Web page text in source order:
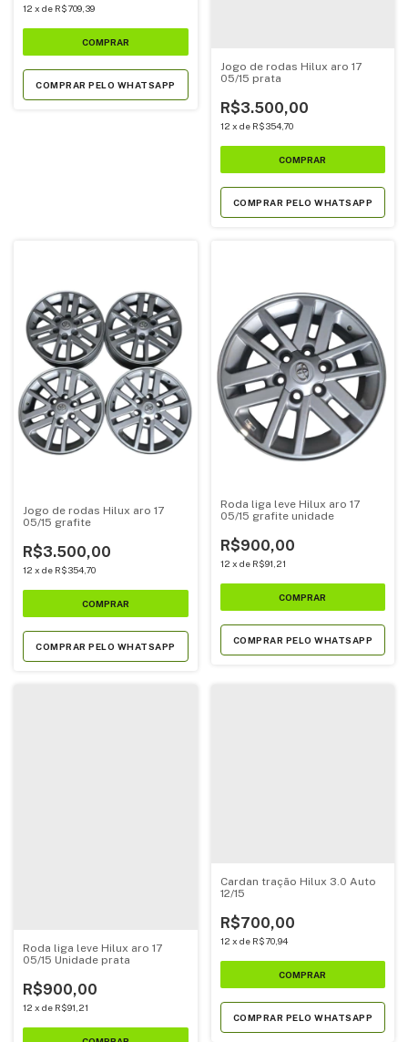
12 x de R$709,39
COMPRAR PELO WHATSAPP
Jogo de rodas Hilux aro 17
05/15 prata
R$3.500,00
12 x de R$354,70
COMPRAR PELO WHATSAPP
Jogo de rodas Hilux aro 17
05/15 grafite
R$3.500,00
12 x de R$354,70
COMPRAR PELO WHATSAPP
Roda liga leve Hilux aro 17
05/15 grafite unidade
R$900,00
12 x de R$91,21
COMPRAR PELO WHATSAPP
Roda liga leve Hilux aro 17
05/15 Unidade prata
R$900,00
12 x de R$91,21
Cardan tração Hilux 3.0 Auto
12/15
R$700,00
12 x de R$70,94
COMPRAR PELO WHATSAPP